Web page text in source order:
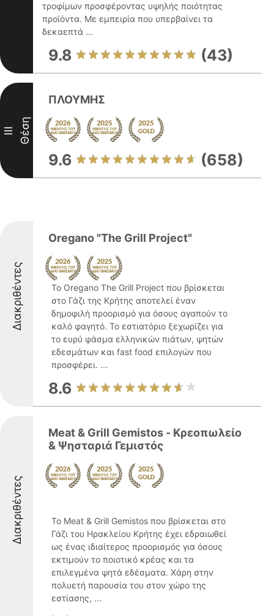
τροφίμων προσφέροντας υψηλής ποιότητας
προϊόντα. Με εμπειρία που υπερβαίνει τα
δεκαεπτά ...
9.8 (43)
III Θέση
ΠΛΟΥΜΗΣ
9.6 (658)
Διακριθέντες
Oregano "The Grill Project"
Το Oregano The Grill Project που βρίσκεται
στο Γάζι της Κρήτης αποτελεί έναν
δημοφιλή προορισμό για όσους αγαπούν το
καλό φαγητό. Το εστιατόριο ξεχωρίζει για
το ευρύ φάσμα ελληνικών πιάτων, ψητών
εδεσμάτων και fast food επιλογών που
προσφέρει. ...
8.6
Διακριθέντες
Meat & Grill Gemistos - Κρεοπωλείο
& Ψησταριά Γεμιστός
Το Meat & Grill Gemistos που βρίσκεται στο
Γάζι του Ηρακλείου Κρήτης έχει εδραιωθεί
ως ένας ιδιαίτερος προορισμός για όσους
εκτιμούν το ποιοτικό κρέας και τα
επιλεγμένα ψητά εδέσματα. Χάρη στην
πολυετή παρουσία του στον χώρο της
εστίασης, ...